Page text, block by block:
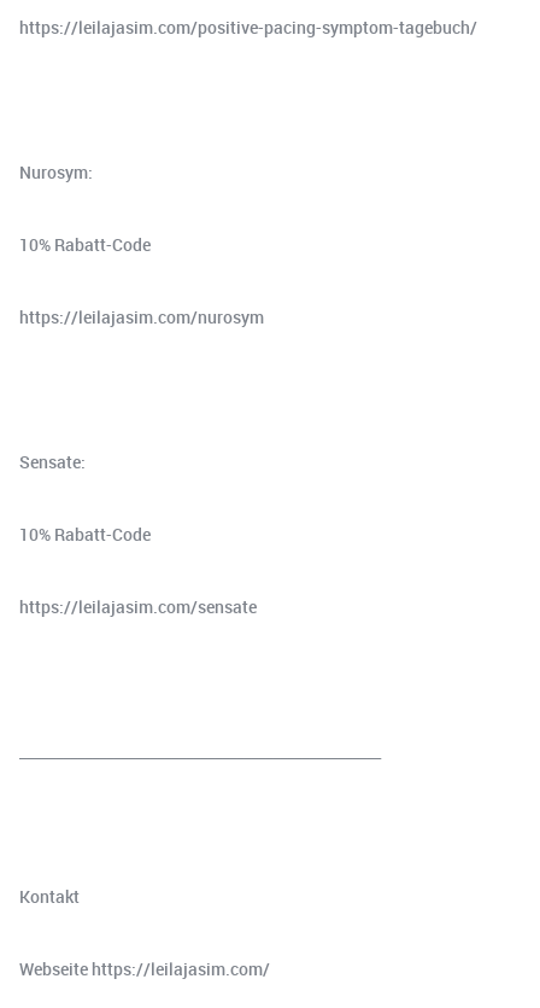
⁠⁠⁠⁠https://leilajasim.com/positive-pacing-symptom-tagebuch/⁠⁠⁠⁠
Nurosym:
10% Rabatt-Code
⁠https://leilajasim.com/nurosym⁠
Sensate:
10% Rabatt-Code
⁠https://leilajasim.com/sensate⁠
Kontakt
Webseite https://leilajasim.com/